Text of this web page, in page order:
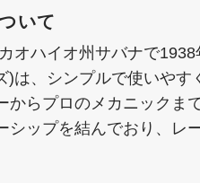
いて
オハイオ州サバナで
は、シンプルで使いや
からプロのメカニック
シップを結んでおり、